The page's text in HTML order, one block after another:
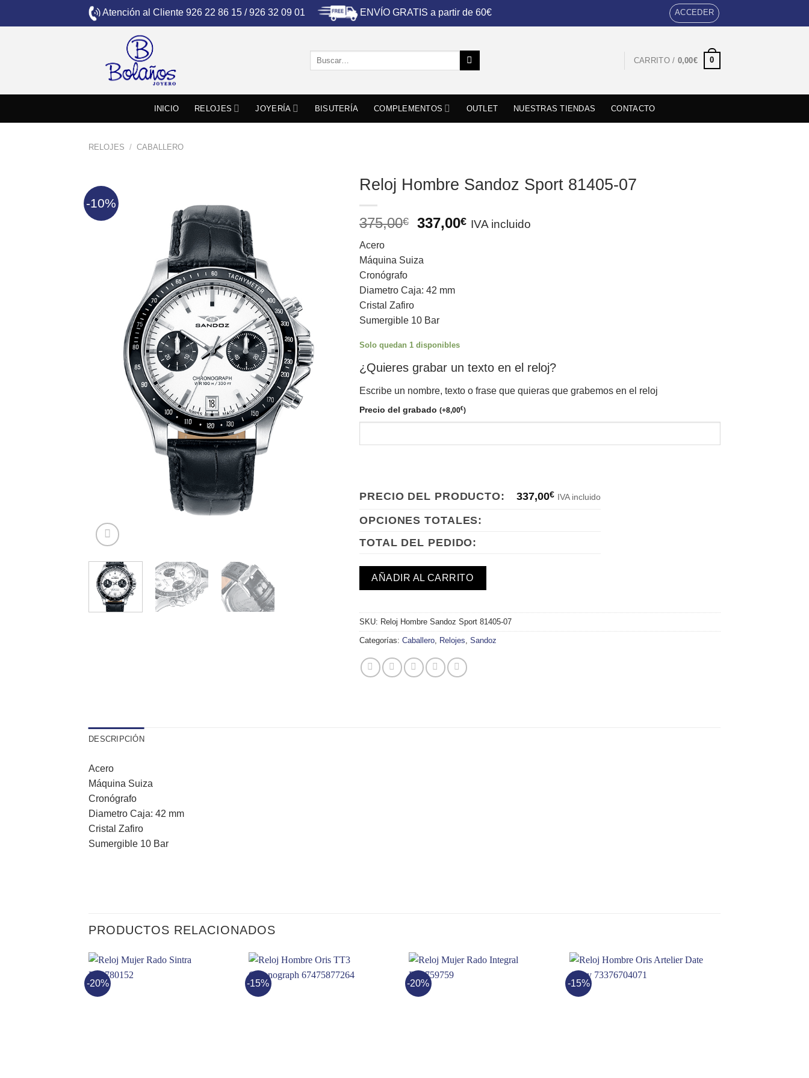
Atención al Cliente 926 22 86 15 / 926 32 09 01 ENVÍO GRATIS a partir de 60€ ACCEDER
Buscar
CARRITO / 0,00€ 0
INICIO RELOJES JOYERÍA BISUTERÍA COMPLEMENTOS OUTLET NUESTRAS TIENDAS CONTACTO
RELOJES / CABALLERO
-10%
Reloj Hombre Sandoz Sport 81405-07
375,00€
El
era:
337,00€ElIVA incluido
Acero
Máquina Suiza
Cronógrafo
Diametro Caja: 42 mm
Cristal Zafiro
Sumergible 10 Bar
Solo quedan 1 disponibles
¿Quieres grabar un texto en el reloj?
Escribe un nombre, texto o frase que quieras que grabemos en el reloj
Precio del grabado (+8,00€)
PRECIO DEL PRODUCTO: 337,00€ IVA incluido
OPCIONES TOTALES:
TOTAL DEL PEDIDO:
AÑADIR AL CARRITO
SKU: Reloj Hombre Sandoz Sport 81405-07
Categorías: Caballero Relojes Sandoz
DESCRIPCIÓN
Acero
Máquina Suiza
Cronógrafo
Diametro Caja: 42 mm
Cristal Zafiro
Sumergible 10 Bar
PRODUCTOS RELACIONADOS
-20% -15% -20% -15%